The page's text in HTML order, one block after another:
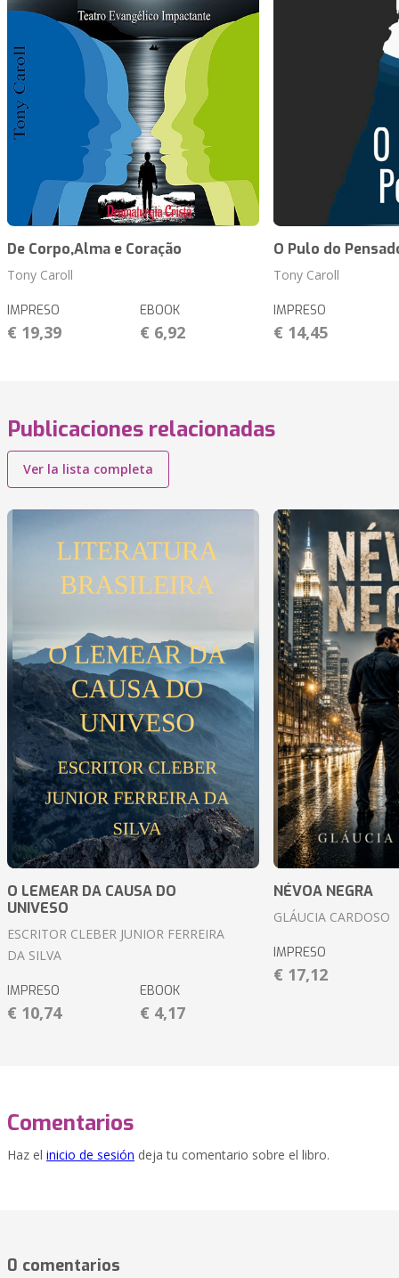
De Corpo,Alma e Coração
Tony Caroll
IMPRESO
€ 19,39
EBOOK
€ 6,92
O Pulo do
Tony Caroll
IMPRESO
€ 14,45
Publicaciones relacionadas
Ver la lista completa
O LEMEAR DA CAUSA DO
UNIVESO
ESCRITOR CLEBER JUNIOR FERREIRA
DA SILVA
IMPRESO
€ 10,74
EBOOK
€ 4,17
NÉVOA NEGRA
GLÁUCIA CARDOSO
IMPRESO
€ 17,12
Comentarios
Haz el inicio de sesión deja tu comentario sobre el libro.
0 comentarios